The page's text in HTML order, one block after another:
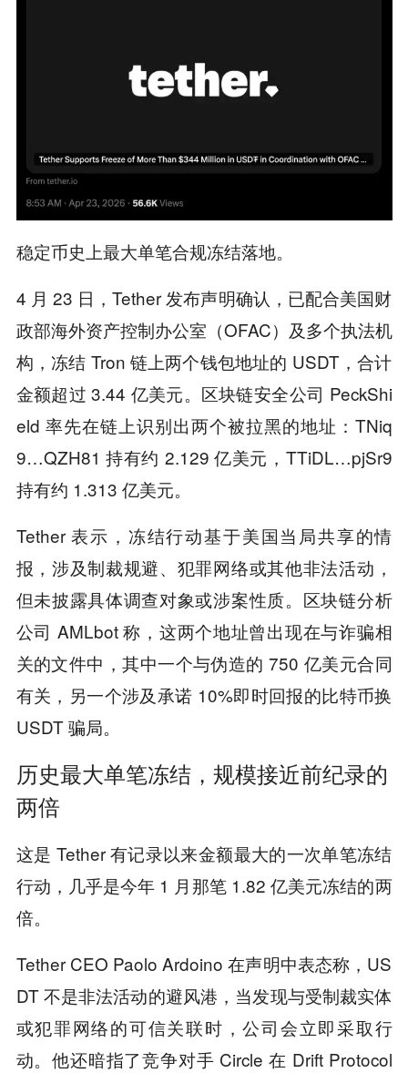
稳定币史上最大单笔合规冻结落地。
4 月 23 日，Tether 发布声明确认，已配合美国财
政部海外资产控制办公室（OFAC）及多个执法机
构，冻结 Tron 链上两个钱包地址的 USDT，合计
金额超过 3.44 亿美元。区块链安全公司 PeckShi
eld 率先在链上识别出两个被拉黑的地址：TNiq
9…QZH81 持有约 2.129 亿美元，TTiDL…pjSr9
持有约 1.313 亿美元。
Tether 表示，冻结行动基于美国当局共享的情
报，涉及制裁规避、犯罪网络或其他非法活动，
但未披露具体调查对象或涉案性质。区块链分析
公司 AMLbot 称，这两个地址曾出现在与诈骗相
关的文件中，其中一个与伪造的 750 亿美元合同
有关，另一个涉及承诺 10%即时回报的比特币换
USDT 骗局。
历史最大单笔冻结，规模接近前纪录的
两倍
这是 Tether 有记录以来金额最大的一次单笔冻结
行动，几乎是今年 1 月那笔 1.82 亿美元冻结的两
倍。
Tether CEO Paolo Ardoino 在声明中表态称，US
DT 不是非法活动的避风港，当发现与受制裁实体
或犯罪网络的可信关联时，公司会立即采取行
动。他还暗指了竞争对手 Circle 在 Drift Protocol